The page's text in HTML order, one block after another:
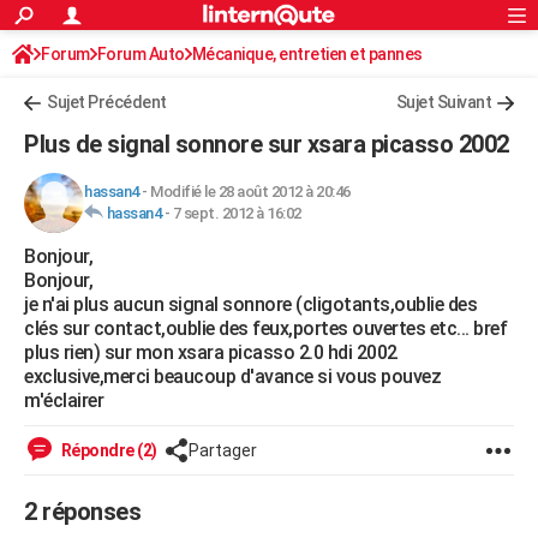
ACTUALITÉS
Politique
Société
Faits Divers
Education
Monde
Villes
+
FINANCE
Retraite
Impôts
Epargne
Immobilier
Risques naturels par ville
Banque
Assurance
Crédit
AUTO
Essais
Réserver un essai
Citadines
Berlines
SUV
Forum auto
+HIGH-TECH
Mobiles
Meilleur smartphone
Internet
Ordinateurs
Jeux vidéo
Guide high-tech
+BRICOLAGE
Forum
Aménagement intérieur
Extérieur
Cuisine
Salle de bains
Jardinage
Rangement
WEEK-END
Art de vivre
Bien-être
Loisirs
Mode
Modes de vie
Alimentation
Guide de la santé
Maladies
Médicaments
Sommeil
VOYAGE
Rechercher
S'inscrire
Connexion
Forum Forum Auto Mécanique, entretien et pannes
Sujet Précédent Sujet Suivant
Plus de signal sonnore sur xsara picasso 2002
hassan4- Modifié le 28 août 2012 à 20:46
hassan4- 7 sept. 2012 à 16:02
Bonjour,
Bonjour,
je n'ai plus aucun signal sonnore (cligotants,oublie des
clés sur contact,oublie des feux,portes ouvertes etc... bref
plus rien) sur mon xsara picasso 2.0 hdi 2002
exclusive,merci beaucoup d'avance si vous pouvez
m'éclairer
Répondre (2) Partager
2 réponses